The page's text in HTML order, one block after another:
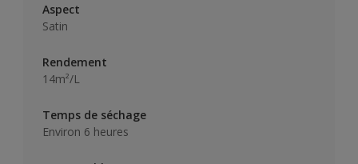
Aspect
Satin
Rendement
14m²/L
Temps de séchage
Environ 6 heures